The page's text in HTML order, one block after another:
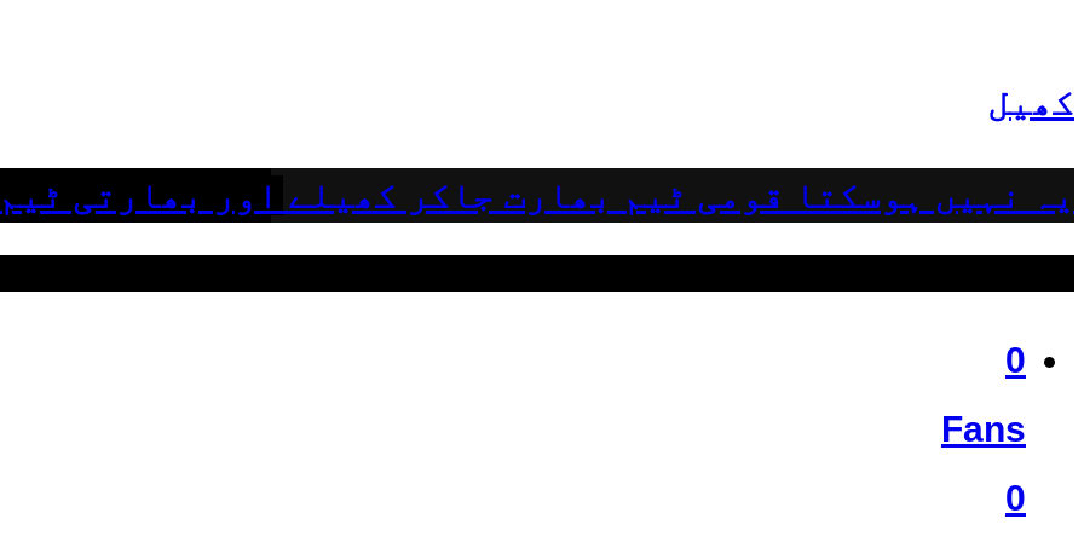
کھیل
یہ نہیں ہوسکتا قومی ٹیم بھارت جاکر کھیلے اور بھارتی
0
Fans
0